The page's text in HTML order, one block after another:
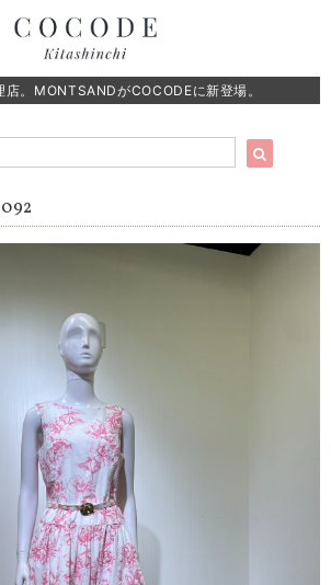
店。MONTSANDがCOCODEに新登場。